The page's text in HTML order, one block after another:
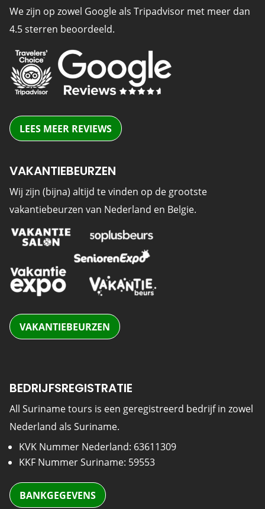
We zijn op zowel Google als Tripadvisor met meer dan
4.5 sterren beoordeeld.
LEES MEER REVIEWS
VAKANTIEBEURZEN
Wij zijn (bijna) altijd te vinden op de grootste
vakantiebeurzen van Nederland en Belgie.
VAKANTIEBEURZEN
BEDRIJFSREGISTRATIE
All Suriname tours is een geregistreerd bedrijf in zowel
Nederland als Suriname.
KVK Nummer Nederland: 63611309
KKF Nummer Suriname: 59553
BANKGEGEVENS